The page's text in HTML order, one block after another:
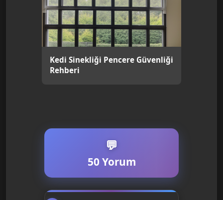
Kedi Sinekliği Pencere Güvenliği
Rehberi
50 Yorum